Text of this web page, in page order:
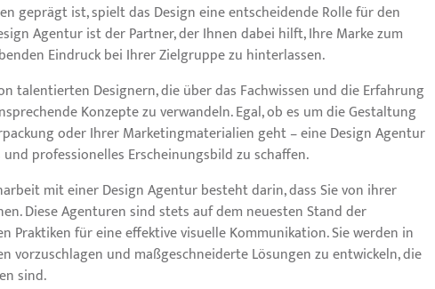
geprägt ist, spielt das Design eine entscheidende Rolle für den
Agentur ist der Partner, der Ihnen dabei hilft, Ihre Marke zum
Eindruck bei Ihrer Zielgruppe zu hinterlassen.
talentierten Designern, die über das Fachwissen und die Erfahrung
Konzepte zu verwandeln. Egal, ob es um die Gestaltung
oder Ihrer Marketingmaterialien geht – eine Design Agentur
professionelles Erscheinungsbild zu schaffen.
mit einer Design Agentur besteht darin, dass Sie von ihrer
Diese Agenturen sind stets auf dem neuesten Stand der
Praktiken für eine effektive visuelle Kommunikation. Sie werden in
vorzuschlagen und maßgeschneiderte Lösungen zu entwickeln, die
sind.